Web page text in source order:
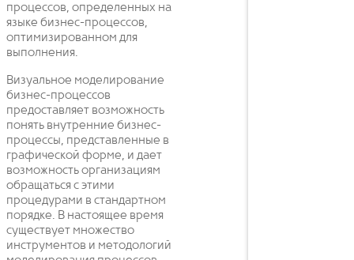
процессов, определенных на
языке бизнес-процессов,
оптимизированном для
выполнения.
Визуальное моделирование
бизнес-процессов
предоставляет возможность
понять внутренние бизнес-
процессы, представленные в
графической форме, и дает
возможность организациям
обращаться с этими
процедурами в стандартном
порядке. В настоящее время
существует множество
инструментов и методологий